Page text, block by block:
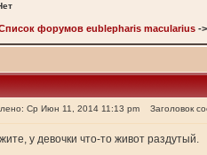
форумов eublepharis macularius -
Ср Июн 11, 2014 11:13 pm Заголовок
у девочки что-то живот раздутый.